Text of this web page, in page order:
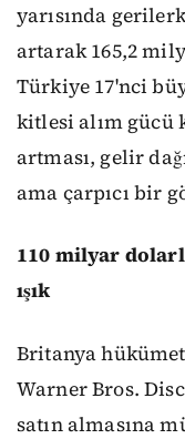
yarısında
artarak 165,2
Türkiye 17'nci
kitlesi alım gücü
artması, gelir
ama çarpıcı bir
110 milyar
ışık
Britanya
Warner Bros.
satın almasına